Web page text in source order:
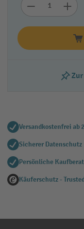
Versandkostenfrei ab
Sicherer Datenschutz
Persönliche
Käuferschutz -